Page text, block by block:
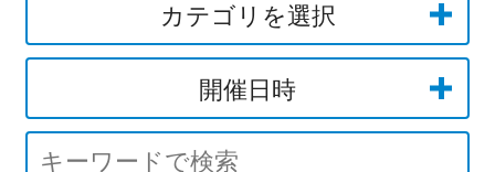
カテゴリを選択
開催日時